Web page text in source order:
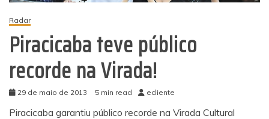
Radar
Piracicaba teve público
recorde na Virada!
29 de maio de 2013 5 min read ecliente
Piracicaba garantiu público recorde na Virada Cultural